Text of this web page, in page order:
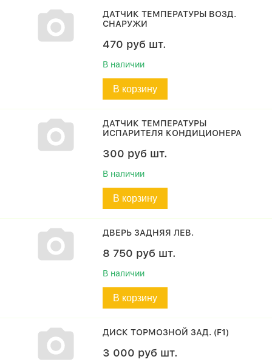
ДАТЧИК ТЕМПЕРАТУРЫ ВОЗД.
СНАРУЖИ
470 руб шт.
В наличии
В корзину
ДАТЧИК ТЕМПЕРАТУРЫ
ИСПАРИТЕЛЯ КОНДИЦИОНЕРА
300 руб шт.
В наличии
В корзину
ДВЕРЬ ЗАДНЯЯ ЛЕВ.
8 750 руб шт.
В наличии
В корзину
ДИСК ТОРМОЗНОЙ ЗАД. (F1)
3 000 руб шт.